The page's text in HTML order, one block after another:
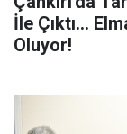
İle Çıktı...
Oluyor!